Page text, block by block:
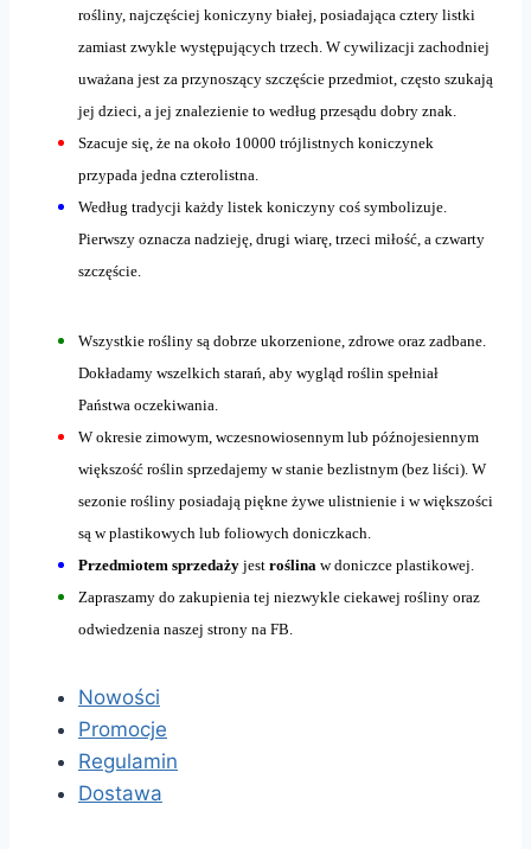
rośliny, najczęściej koniczyny białej, posiadająca cztery listki
zamiast zwykle występujących trzech. W cywilizacji zachodniej
uważana jest za przynoszący szczęście przedmiot, często szukają
jej dzieci, a jej znalezienie to według przesądu dobry znak.
Szacuje się, że na około 10000 trójlistnych koniczynek
przypada jedna czterolistna.
Według tradycji każdy listek koniczyny coś symbolizuje.
Pierwszy oznacza nadzieję, drugi wiarę, trzeci miłość, a czwarty
szczęście.
Wszystkie rośliny są dobrze ukorzenione, zdrowe oraz zadbane.
Dokładamy wszelkich starań, aby wygląd roślin spełniał
Państwa oczekiwania.
W okresie zimowym, wczesnowiosennym lub późnojesiennym
większość roślin sprzedajemy w stanie bezlistnym (bez liści). W
sezonie rośliny posiadają piękne żywe ulistnienie i w większości
są w plastikowych lub foliowych doniczkach.
Przedmiotem sprzedaży jest roślina w doniczce plastikowej.
Zapraszamy do zakupienia tej niezwykle ciekawej rośliny oraz
odwiedzenia naszej strony na FB.
Nowości
Promocje
Regulamin
Dostawa